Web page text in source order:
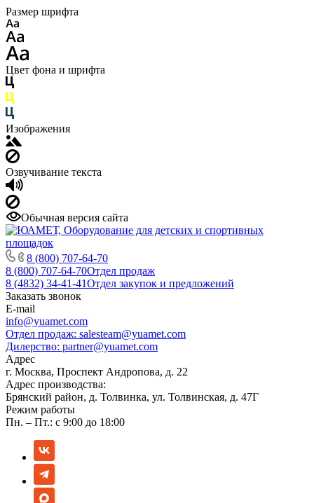
Размер шрифта
Цвет фона и шрифта
Изображения
Озвучивание текста
Обычная версия сайта
8 (800) 707-64-70
8 (800) 707-64-70Отдел продаж
8 (4832) 34-41-41Отдел закупок и предложений
Заказать звонок
E-mail
info@yuamet.com
Отдел продаж: salesteam@yuamet.com
Дилерство: partner@yuamet.com
Адрес
г. Москва, Проспект Андропова, д. 22
Адрес производства:
Брянский район, д. Толвинка, ул. Толвинская, д. 47Г
Режим работы
Пн. – Пт.: с 9:00 до 18:00